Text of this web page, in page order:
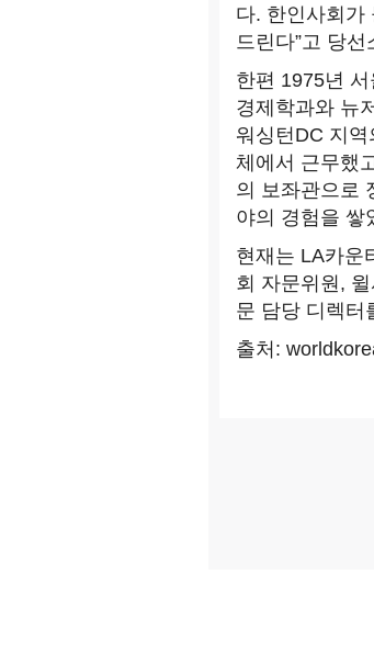
다. 한인사회가
드린다”고 당
한편 1975년
경제학과와 뉴
워싱턴DC 지
체에서 근무했
의 보좌관으로
야의 경험을 쌓
현재는 LA카운
회 자문위원,
문 담당 디렉터
출처: